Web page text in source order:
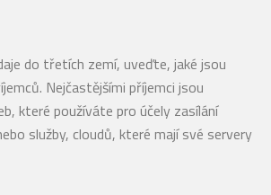
do třetích zemí, uveďte, jaké jsou
Nejčastějšími příjemci jsou
které používáte pro účely zasílání
služby, cloudů, které mají své servery